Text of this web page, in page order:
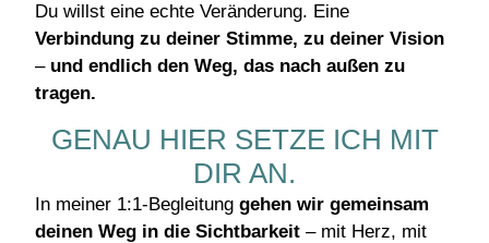
Du willst eine echte Veränderung. Eine
Verbindung zu deiner Stimme, zu deiner Vision
– und endlich den Weg, das nach außen zu
tragen.
GENAU HIER SETZE ICH MIT
DIR AN.
In meiner 1:1-Begleitunggehen wir gemeinsam
deinen Weg in die Sichtbarkeit – mit Herz, mit